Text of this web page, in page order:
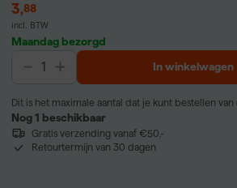
3,88
incl. BTW
Maandag bezorgd
In winkelwagen
Dit is het maximale aantal dat je kunt bestellen
Nog 1 beschikbaar
Gratis verzending vanaf €50,-
Retourtermijn van 30 dagen